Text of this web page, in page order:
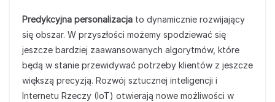
Predykcyjna personalizacja to dynamicznie rozwijający
się obszar. W przyszłości możemy spodziewać się
jeszcze bardziej zaawansowanych algorytmów, które
będą w stanie przewidywać potrzeby klientów z jeszcze
większą precyzją. Rozwój sztucznej inteligencji i
Internetu Rzeczy (IoT) otwierają nowe możliwości w